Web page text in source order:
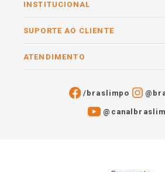
INSTITUCIONAL
SUPORTE AO CLIENTE
ATENDIMENTO
/braslimpo